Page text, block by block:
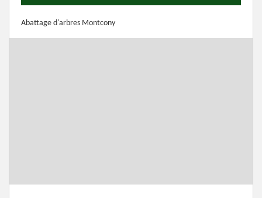
Abattage d'arbres Montcony